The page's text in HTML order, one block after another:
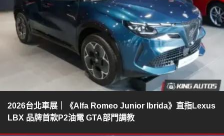
2026台北車展｜《Alfa Romeo Junior Ibrida》直指Lexus
LBX 品牌首款P2油電 GTA部門調教